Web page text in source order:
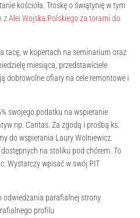
kościoła. Troskę o świątynię w tym
z Alei Wojska Polskiego za torami do
tacę, w kopertach na seminarium oraz
miesiąca, przedstawiciele
dobrowolne ofiary na cele remontowe i
swojego podatku na wspieranie
np. Caritas. Za zgodą i prośbą ks.
do wspierania Laury Wolniewicz.
na stoliku pod chórem. To
Wystarczy wpisać w swój PIT
odwiedzania parafialnej strony
profilu